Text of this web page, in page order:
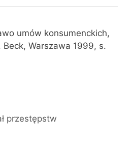
umów konsumenckich,
Warszawa 1999, s.
przestępstw